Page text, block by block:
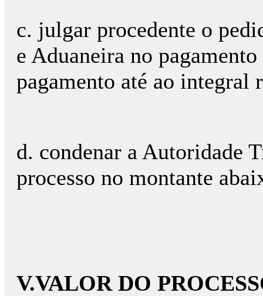
c. julgar procedente o
e Aduaneira no
pagamento até ao integral
d. condenar a Autoridade
processo no montante
V.VALOR DO